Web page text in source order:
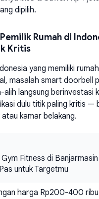
dipilih.
Rumah di
Kritis
yang memiliki
masalah smart doorbell
alih langsung berinvestasi
dulu titik paling kritis —
kamar belakang.
Fitness di
untuk Targetmu
harga Rp200-400